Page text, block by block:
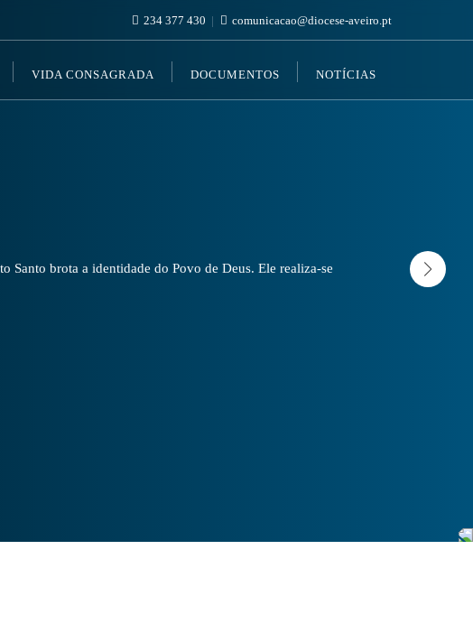
234 377 430 comunicacao@diocese-aveiro.pt
VIDA CONSAGRADA DOCUMENTOS NOTÍCIAS
Santo brota a identidade do Povo de Deus. Ele realiza-se